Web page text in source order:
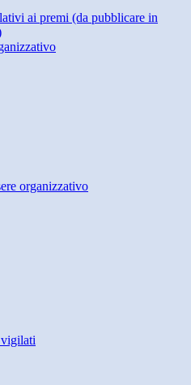
ai premi (da pubblicare in
organizzativo